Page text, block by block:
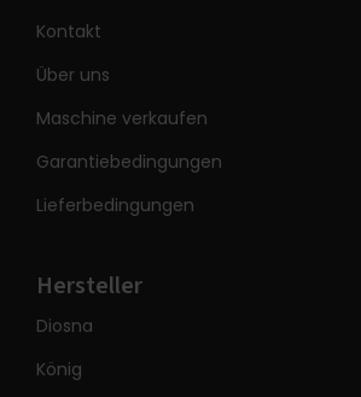
Kontakt
Über uns
Maschine verkaufen
Garantiebedingungen
Lieferbedingungen
Hersteller
Diosna
König